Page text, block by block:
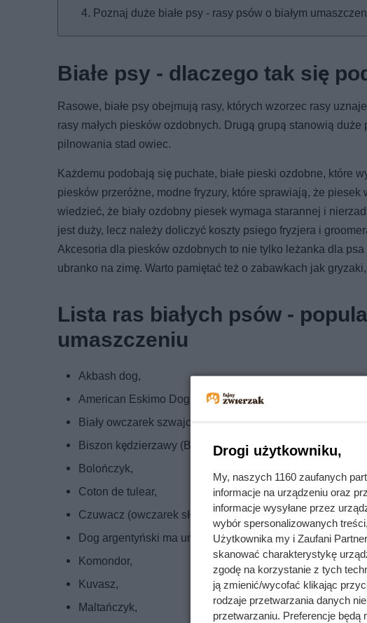
Poznaj duże białe psy - rasy psów o białym
Białe psy - dlaczego tak się
Rasowe, białe psy obejmują rasy, których wzorzec rasy
rasy małych piesków ozdobnych. Drugą grupą stanowią
pilnowania stad owiec.
Każdemu podobają się puchate, białe pieski ozdobne, które
piesków przeróżne, modne fryzury, które sprawiają, że
wiedzieć, że biały ozdobny piesek wymaga starannej i
jest duży, lecz należy doliczyć koszty psiego fryzjera i
Akcesoria dla piesków ozdobnych to nie tylko leżanka dla
ubranko na zimę. Warto pamiętać też o zabawkach jak
Lista ras białych psów -
umaszczeniu
Akbash dog,
American Eskimo Dog,
Biały owczarek szwajcarski,
Biszon kędzierzawy (Bichon frise),
Bolończyk,
Coton de tulear,
Czuwacz (owczarek słowacki),
Dog argentyński ma umaszczenie całkowicie białe,
Komondor,
Kuvasz,
Maltańczyk,
Drogi użytkowniku,
My, naszych 1160 zaufanych
informacje na urządzeniu oraz
informacje wysyłane przez
wybór spersonalizowanych
Użytkownika my i Zaufani
skanować charakterystykę
zgodę na korzystanie z tych
ją zmienić/wycofać klikając
rodzaje przetwarzania danych
przetwarzaniu. Preferencje będą